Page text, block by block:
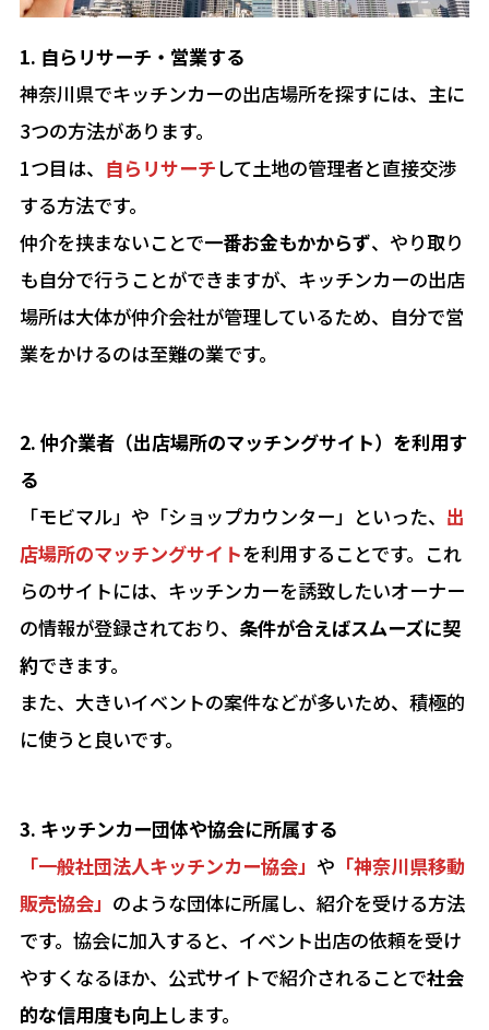
1. 自らリサーチ・営業する
神奈川県でキッチンカーの出店場所を探すには、主に
3つの方法があります。
1つ目は、 自らリサーチ して土地の管理者と直接交渉
する方法です。
仲介を挟まないことで一番お金もかからず、やり取り
も自分で行うことができますが、キッチンカーの出店
場所は大体が仲介会社が管理しているため、自分で営
業をかけるのは至難の業です。
2. 仲介業者（出店場所のマッチングサイト）を利用す
る
「モビマル」や「ショップカウンター」といった、 出
店場所のマッチングサイトを利用することです。これ
らのサイトには、キッチンカーを誘致したいオーナー
の情報が登録されており、 条件が合えばスムーズに契
約できます。
また、大きいイベントの案件などが多いため、積極的
に使うと良いです。
3. キッチンカー団体や協会に所属する
「一般社団法人キッチンカー協会」 や 「神奈川県移動
販売協会」 のような団体に所属し、紹介を受ける方法
です。協会に加入すると、イベント出店の依頼を受け
やすくなるほか、公式サイトで紹介されることで社会
的な信用度も向上 します。